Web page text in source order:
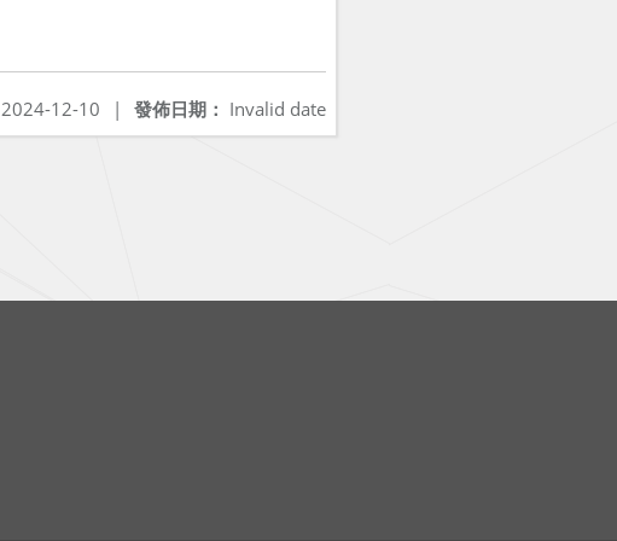
發佈日期： Invalid date
2024-12-10 |